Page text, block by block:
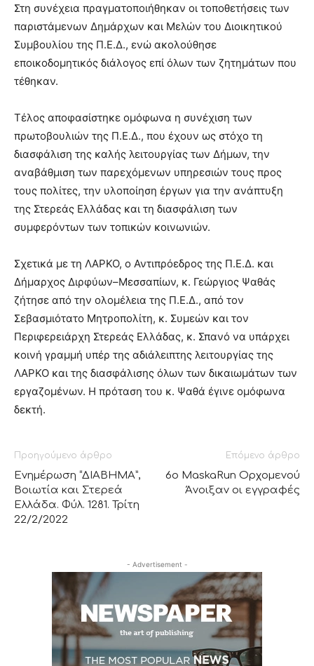
Στη συνέχεια πραγματοποιήθηκαν οι τοποθετήσεις των
παριστάμενων Δημάρχων και Μελών του Διοικητικού
Συμβουλίου της Π.Ε.Δ., ενώ ακολούθησε
εποικοδομητικός διάλογος επί όλων των ζητημάτων που
τέθηκαν.
Τέλος αποφασίστηκε ομόφωνα η συνέχιση των
πρωτοβουλιών της Π.Ε.Δ., που έχουν ως στόχο τη
διασφάλιση της καλής λειτουργίας των Δήμων, την
αναβάθμιση των παρεχόμενων υπηρεσιών τους προς
τους πολίτες, την υλοποίηση έργων για την ανάπτυξη
της Στερεάς Ελλάδας και τη διασφάλιση των
συμφερόντων των τοπικών κοινωνιών.
Σχετικά με τη ΛΑΡΚΟ, ο Αντιπρόεδρος της Π.Ε.Δ. και
Δήμαρχος Διρφύων–Μεσσαπίων, κ. Γεώργιος Ψαθάς
ζήτησε από την ολομέλεια της Π.Ε.Δ., από τον
Σεβασμιότατο Μητροπολίτη, κ. Συμεών και τον
Περιφερειάρχη Στερεάς Ελλάδας, κ. Σπανό να υπάρχει
κοινή γραμμή υπέρ της αδιάλειπτης λειτουργίας της
ΛΑΡΚΟ και της διασφάλισης όλων των δικαιωμάτων των
εργαζομένων. Η πρόταση του κ. Ψαθά έγινε ομόφωνα
δεκτή.
Προηγούμενο άρθρο
Ενημέρωση “ΔΙΑΒΗΜΑ”,
Βοιωτία και Στερεά
Ελλάδα. Φύλ. 1281. Τρίτη
22/2/2022
Επόμενο άρθρο
6ο MaskaRun Ορχομενού
Άνοιξαν οι εγγραφές
- Advertisement -